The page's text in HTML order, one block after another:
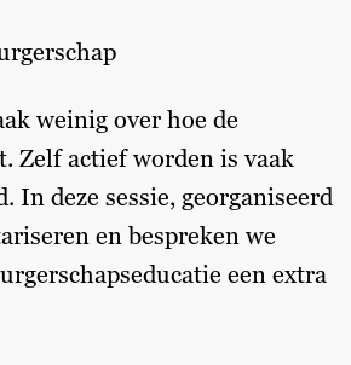
weinig over hoe de
Zelf actief worden is vaak
In deze sessie, georganiseerd
en bespreken we
een extra